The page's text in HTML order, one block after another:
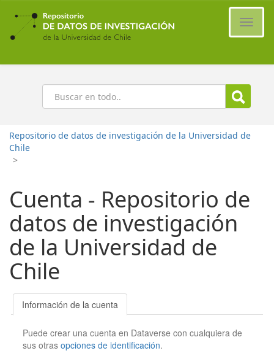
Ir
contenido
principal
Buscar
Repositorio de datos de investigación de la Universidad de
Chile
>
Cuenta - Repositorio de
datos de investigación
de la Universidad de
Chile
Información de la cuenta
Puede crear una cuenta en Dataverse con cualquiera de
sus otrasopciones de identificación.